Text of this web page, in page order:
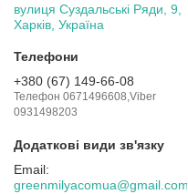
вулиця Суздальські Ряди, 9,
Харків, Україна
+380 (67) 149-66-08
Телефон 0671496608,Viber
0931498203
greenmilyacomua@gmail.com